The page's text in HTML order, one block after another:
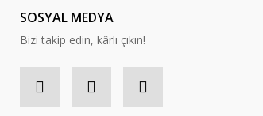
SOSYAL MEDYA
Bizi takip edin, kârlı çıkın!